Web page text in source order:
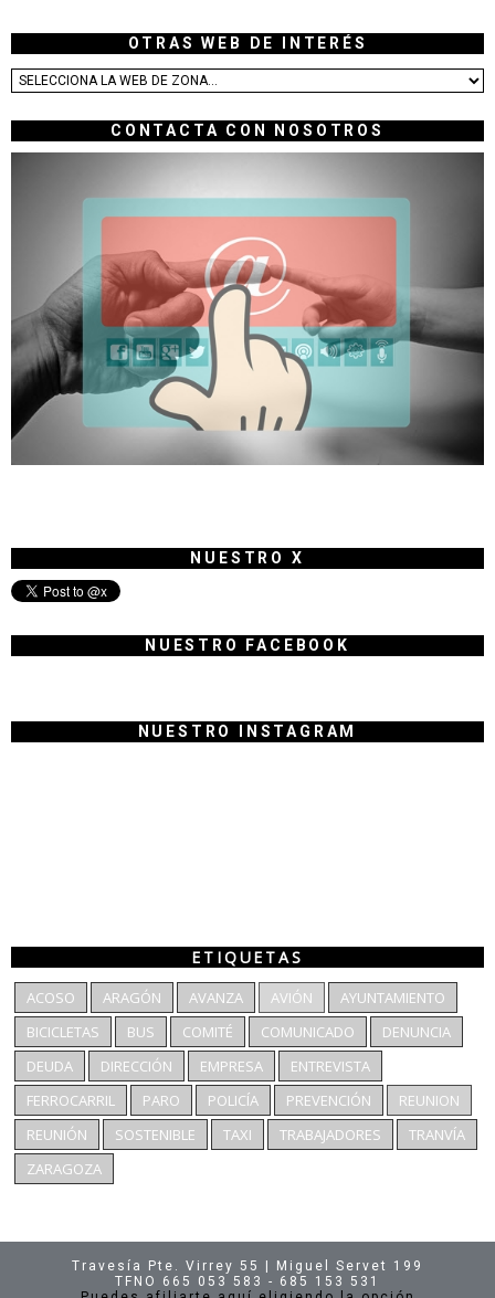
OTRAS WEB DE INTERÉS
CONTACTA CON NOSOTROS
NUESTRO X
NUESTRO FACEBOOK
NUESTRO INSTAGRAM
ETIQUETAS
ACOSO ARAGÓN AVANZA AVIÓN
AYUNTAMIENTO
BICICLETAS
BUS COMITÉ COMUNICADO
DENUNCIA
DEUDA
DIRECCIÓN EMPRESA
ENTREVISTA
FERROCARRIL
PARO POLICÍA PREVENCIÓN
REUNION
REUNIÓN
SOSTENIBLE TAXI TRABAJADORES
TRANVÍA
ZARAGOZA
Travesía Pte. Virrey 55 | Miguel Servet 199
TFNO 665 053 583 - 685 153 531